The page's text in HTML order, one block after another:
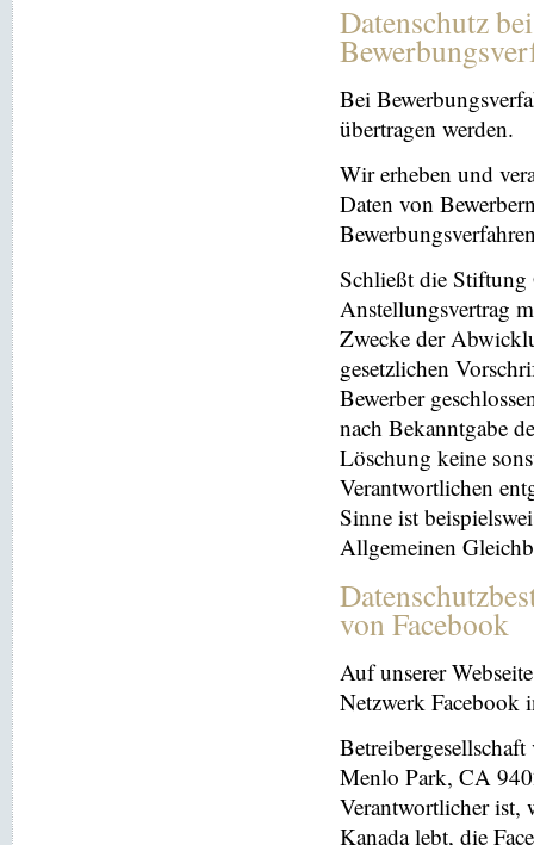
Datenschutz
Bei
übertragen werden.
Wir erheben und
Daten von
Schließt die Stiftung
Anstellungsvertrag
Zwecke der
gesetzlichen
Bewerber
nach Bekanntgabe
Löschung keine
Verantwortlichen
Sinne ist
Allgemeinen
von Facebook
Auf unserer
Netzwerk Facebook
Menlo Park, CA
Verantwortlicher ist,
Kanada lebt, die